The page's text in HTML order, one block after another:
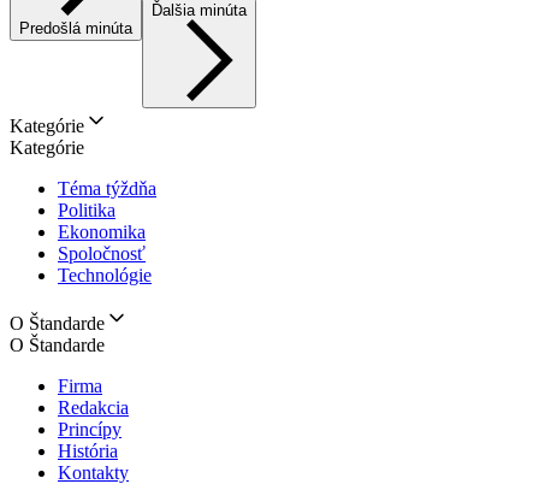
Predošlá minúta
Ďalšia minúta
Kategórie
Kategórie
Téma týždňa
Politika
Ekonomika
Spoločnosť
Technológie
O Štandarde
O Štandarde
Firma
Redakcia
Princípy
História
Kontakty